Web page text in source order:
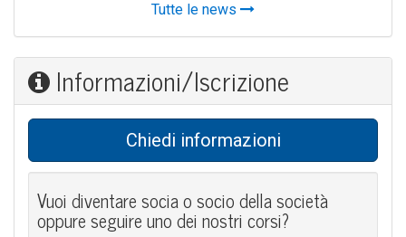
Tutte le news
Informazioni/Iscrizione
Chie­di informazioni
Vuoi diven­ta­re socia o socio del­la socie­tà
oppu­re segui­re uno dei nostri corsi?